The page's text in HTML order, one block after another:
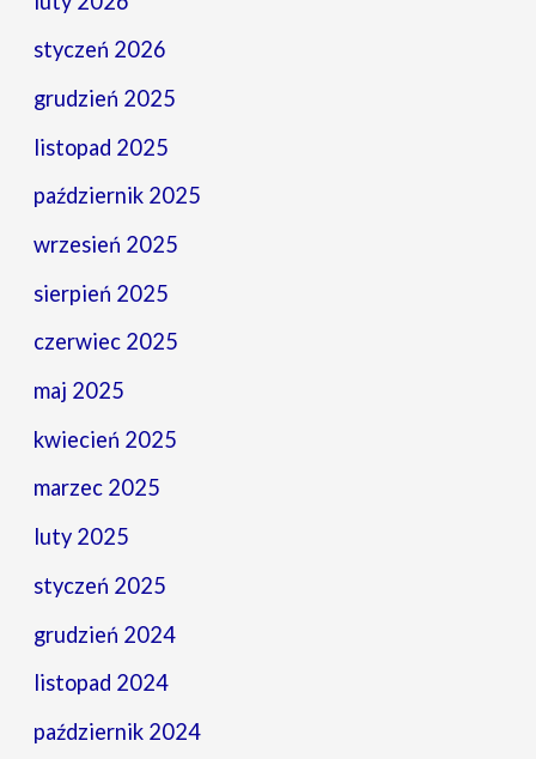
styczeń 2026
grudzień 2025
listopad 2025
październik 2025
wrzesień 2025
sierpień 2025
czerwiec 2025
maj 2025
kwiecień 2025
marzec 2025
luty 2025
styczeń 2025
grudzień 2024
listopad 2024
październik 2024